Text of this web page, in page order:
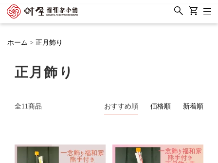
ホーム 正月飾り
正月飾り
全11商品 おすすめ順 価格順 新着順